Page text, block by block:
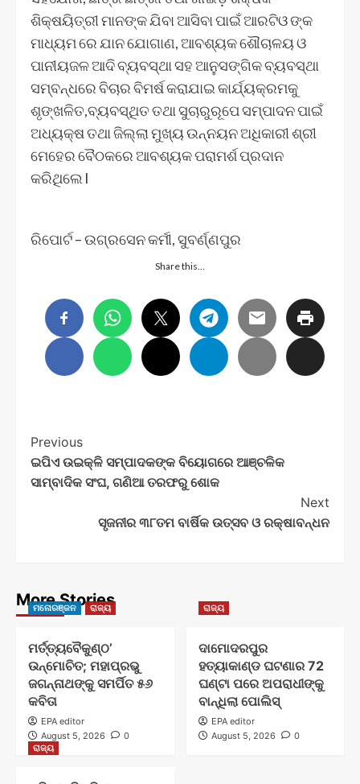
ଶିକ୍ଷୟିତ୍ରୀ ମାନଙ୍କ ଯିବା ଆସିବା ପାଇଁ ଆରଟିଓ ଙ୍କ
ମାଧ୍ୟମ ରେ ଯାନ ଯୋଗାଣ, ଆବଶ୍ୟକ ଶୌଚାଳୟ ଓ
ପାନୀୟଜଳ ଆଦି ବ୍ୟବସ୍ଥା ସହ ଆନୁସଙ୍ଗିକ ବ୍ୟବସ୍ଥା
ସମ୍ବନ୍ଧରେ ବିଚାର ବିମର୍ଷ କରାଯାଇ କାର୍ଯ୍ୟକ୍ରମକୁ
ଶୃଙ୍ଖଳିତ,ବ୍ୟବସ୍ଥିତ ତଥା ସୁଚାରୁରୂପେ ସମ୍ପାଦନ ପାଇଁ
ଅଧ୍ୟକ୍ଷ ତଥା ଜିଲ୍ଲା ମୁଖ୍ୟ ଉନ୍ନୟନ ଅଧିକାରୀ ଶ୍ରୀ
ମେହେର ବୈଠକରେ ଆବଶ୍ୟକ ପରାମର୍ଶ ପ୍ରଦାନ
କରିଥିଲେ l
ରିପୋର୍ଟ – ଉଗ୍ରସେନ କର୍ମୀ, ସୁବର୍ଣ୍ଣପୁର
Share this…
Post
Navigation
Previous
ଇପିଏ ଉଇକ୍ଳି ସମ୍ପାଦକଙ୍କ ବିୟୋଗରେ ଆଞ୍ଚଳିକ
ସାମ୍ବାଦିକ ସଂଘ, ଗଣିଆ ତରଫରୁ ଶୋକ
Next
ସୃଜନୀର ୩୮ତମ ବାର୍ଷିକ ଉତ୍ସବ ଓ ରକ୍ଷାବନ୍ଧନ
More Stories
ମନୋରଞ୍ଜନ ରାଜ୍ୟ
ମର୍ତ୍ତ୍ୟବୈକୁଣ୍ଠ’
ଉନ୍ମୋଚିତ; ମହାପ୍ରଭୁ
ଜଗନ୍ନାଥଙ୍କୁ ସମର୍ପିତ ୫୬
କବିତା
EPA editor
August 5, 2026
0
ରାଜ୍ୟ
ଦାମୋଦରପୁର
ହତ୍ୟାକାଣ୍ଡ ଘଟଣାର 72
ଘଣ୍ଟା ପରେ ଅପରାଧୀଙ୍କୁ
ବାନ୍ଧିଲା ପୋଲିସ୍
EPA editor
August 5, 2026
0
ରାଜ୍ୟ